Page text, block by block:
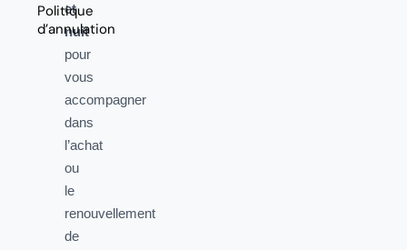
Politique
d’annulation
et
nuit
pour
vous
accompagner
dans
l’achat
ou
le
renouvellement
de